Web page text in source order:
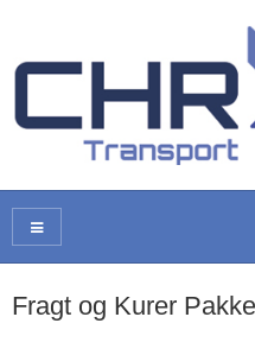
Fragt og Kurer